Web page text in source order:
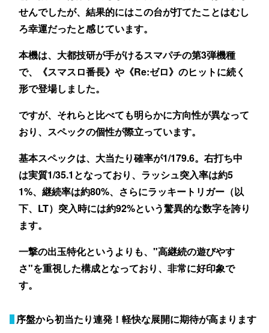
せんでしたが、結果的にはこの台が打てたことはむし
ろ幸運だったと感じています。
本機は、大都技研が手がけるスマパチの第3弾機種
で、《スマスロ番長》や《Re:ゼロ》のヒットに続く
形で登場しました。
ですが、それらと比べても明らかに方向性が異なって
おり、スペックの個性が際立っています。
基本スペックは、大当たり確率が1/179.6。右打ち中
は実質1/35.1となっており、ラッシュ突入率は約5
1%、継続率は約80%、さらにラッキートリガー（以
下、LT）突入時には約92%という驚異的な数字を誇り
ます。
一撃の出玉特化というよりも、"高継続の遊びやす
さ"を重視した構成となっており、非常に好印象で
す。
序盤から初当たり連発！軽快な展開に期待が高まります